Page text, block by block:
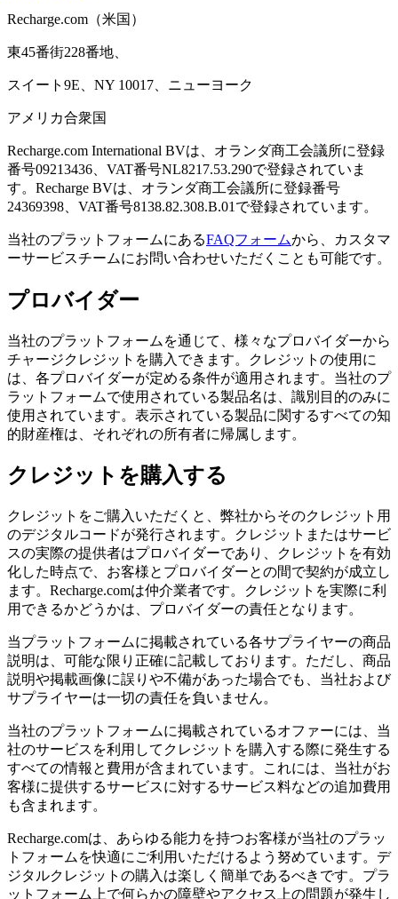
Recharge.com（米国）
東45番街228番地、
スイート9E、NY 10017、ニューヨーク
アメリカ合衆国
Recharge.com International BVは、オランダ商工会議所に登録
番号09213436、VAT番号NL8217.53.290で登録されていま
す。Recharge BVは、オランダ商工会議所に登録番号
24369398、VAT番号8138.82.308.B.01で登録されています。
当社のプラットフォームにあるFAQフォームから、カスタマ
ーサービスチームにお問い合わせいただくことも可能です。
プロバイダー
当社のプラットフォームを通じて、様々なプロバイダーから
チャージクレジットを購入できます。クレジットの使用に
は、各プロバイダーが定める条件が適用されます。当社のプ
ラットフォームで使用されている製品名は、識別目的のみに
使用されています。表示されている製品に関するすべての知
的財産権は、それぞれの所有者に帰属します。
クレジットを購入する
クレジットをご購入いただくと、弊社からそのクレジット用
のデジタルコードが発行されます。クレジットまたはサービ
スの実際の提供者はプロバイダーであり、クレジットを有効
化した時点で、お客様とプロバイダーとの間で契約が成立し
ます。Recharge.comは仲介業者です。クレジットを実際に利
用できるかどうかは、プロバイダーの責任となります。
当プラットフォームに掲載されている各サプライヤーの商品
説明は、可能な限り正確に記載しております。ただし、商品
説明や掲載画像に誤りや不備があった場合でも、当社および
サプライヤーは一切の責任を負いません。
当社のプラットフォームに掲載されているオファーには、当
社のサービスを利用してクレジットを購入する際に発生する
すべての情報と費用が含まれています。これには、当社がお
客様に提供するサービスに対するサービス料などの追加費用
も含まれます。
Recharge.comは、あらゆる能力を持つお客様が当社のプラッ
トフォームを快適にご利用いただけるよう努めています。デ
ジタルクレジットの購入は楽しく簡単であるべきです。プラ
ットフォーム上で何らかの障壁やアクセス上の問題が発生し